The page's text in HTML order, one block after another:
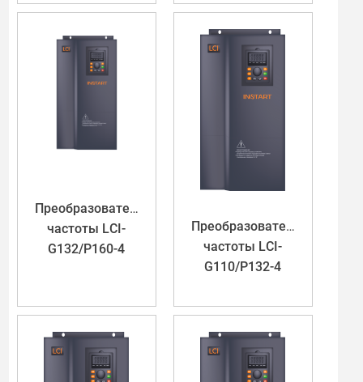
Преобразователь
частоты LCI-
G132/P160-4
Преобразователь
частоты LCI-
G110/P132-4